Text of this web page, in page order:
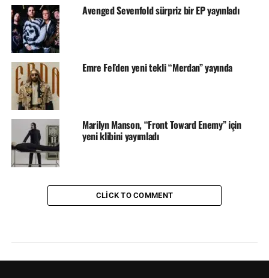
Avenged Sevenfold sürpriz bir EP yayınladı
Emre Fel’den yeni tekli “Merdan” yayında
Marilyn Manson, “Front Toward Enemy” için
yeni klibini yayımladı
CLICK TO COMMENT